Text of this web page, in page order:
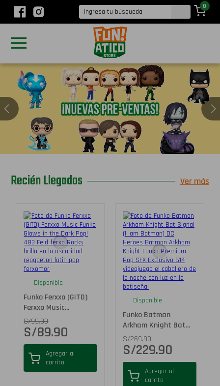
0
Recién Llegados Ver más
Disponible
Funko Ferxxo (GITD)
Ferxxo Music...
S/99.90
S/89.90
Agregar al
carrito
Disponible
Funko Batman
Arkham Knight Bat...
S/269.90
S/229.90
Agregar al
carrito